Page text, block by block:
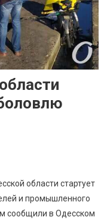
области стартует
и промышленного
сообщили в Одесском